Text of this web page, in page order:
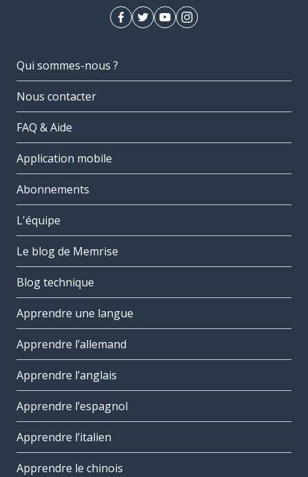
Qui sommes-nous ?
Nous contacter
FAQ & Aide
Application mobile
Abonnements
L'équipe
Le blog de Memrise
Blog technique
Apprendre une langue
Apprendre l’allemand
Apprendre l’anglais
Apprendre l’espagnol
Apprendre l’italien
Apprendre le chinois